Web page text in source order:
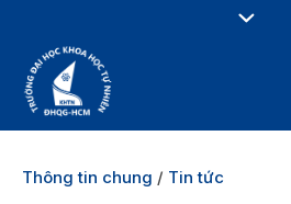
Thông tin chung / Tin tức